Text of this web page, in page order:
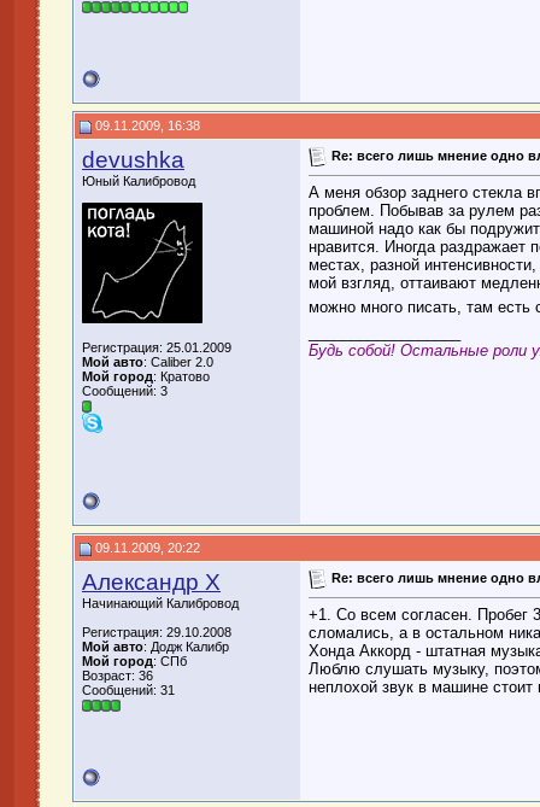
09.11.2009, 16:38
devushka
Юный Калибровод
Регистрация: 25.01.2009
Мой авто: Caliber 2.0
Мой город: Кратово
Сообщений: 3
Re: всего лишь мнение одно
А меня обзор заднего стекла
проблем. Побывав за рулем
машиной надо как бы
нравится. Иногда раздражает
местах, разной
мой взгляд, оттаивают
можно много писать, там
Будь собой! Остальные роли
09.11.2009, 20:22
Александр Х
Начинающий Калибровод
Регистрация: 29.10.2008
Мой авто: Додж Калибр
Мой город: СПб
Возраст: 36
Сообщений: 31
Re: всего лишь мнение одно
+1. Со всем согласен. Пробег
сломались, а в остальном
Хонда Аккорд - штатная
Люблю слушать музыку,
неплохой звук в машине стоит